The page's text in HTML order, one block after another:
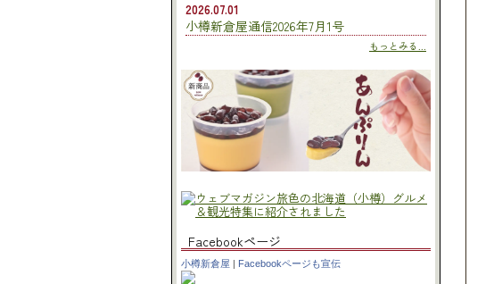
2026.07.01
小樽新倉屋通信2026年7月1号
もっとみる...
Facebookページ
小樽新倉屋 | Facebookページも宣伝